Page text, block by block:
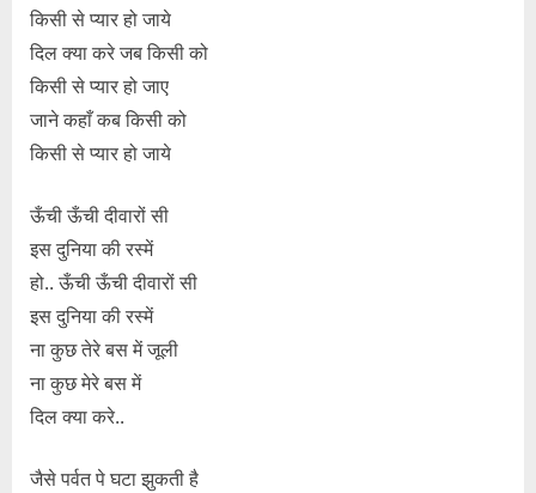
किसी से प्यार हो जाये
दिल क्या करे जब किसी को
किसी से प्यार हो जाए
जाने कहाँ कब किसी को
किसी से प्यार हो जाये
ऊँची ऊँची दीवारों सी
इस दुनिया की रस्में
हो.. ऊँची ऊँची दीवारों सी
इस दुनिया की रस्में
ना कुछ तेरे बस में जूली
ना कुछ मेरे बस में
दिल क्या करे..
जैसे पर्वत पे घटा झुकती है